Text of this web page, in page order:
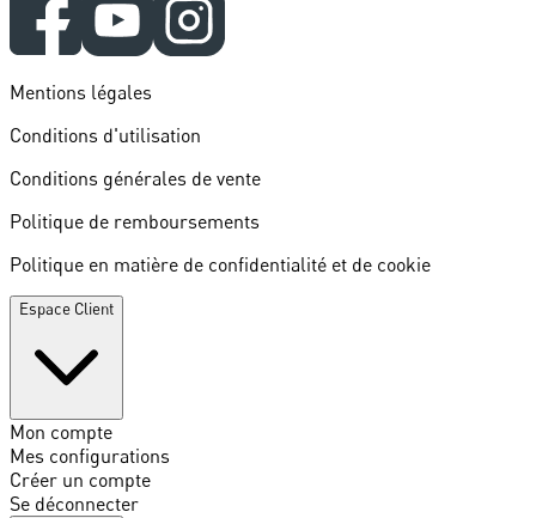
Mentions légales
Conditions d'utilisation
Conditions générales de vente
Politique de remboursements
Politique en matière de confidentialité et de cookie
Espace Client
Mon compte
Mes configurations
Créer un compte
Se déconnecter